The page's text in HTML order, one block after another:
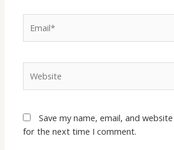
Save my name, email, and
for the next time I comment.